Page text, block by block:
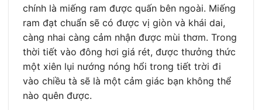
chính là miếng ram được quấn bên ngoài. Miếng
ram đạt chuẩn sẽ có được vị giòn và khái dai,
càng nhai càng cảm nhận được mùi thơm. Trong
thời tiết vào đông hơi giá rét, được thưởng thức
một xiên lụi nướng nóng hổi trong tiết trời đi
vào chiều tà sẽ là một cảm giác bạn không thể
nào quên được.